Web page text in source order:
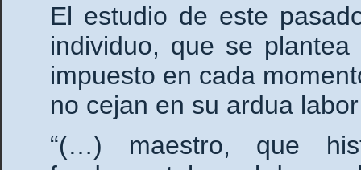
El estudio de este
individuo, que se
impuesto en cada
no cejan en su ardua
“(…) maestro, que